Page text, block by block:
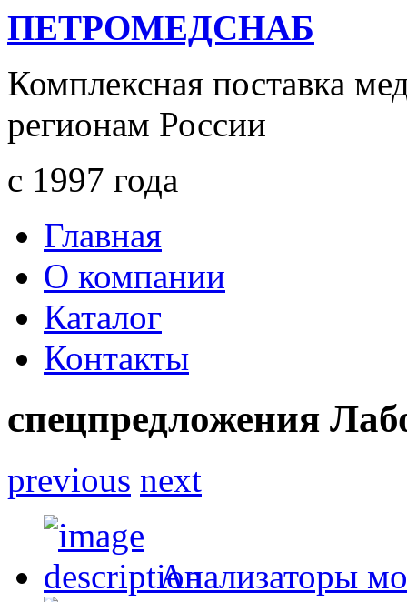
ПЕТРОМЕДСНАБ
Комплексная поставка
регионам России
с 1997 года
Главная
О компании
Каталог
Контакты
спецпредложения
previous next
Анализаторы